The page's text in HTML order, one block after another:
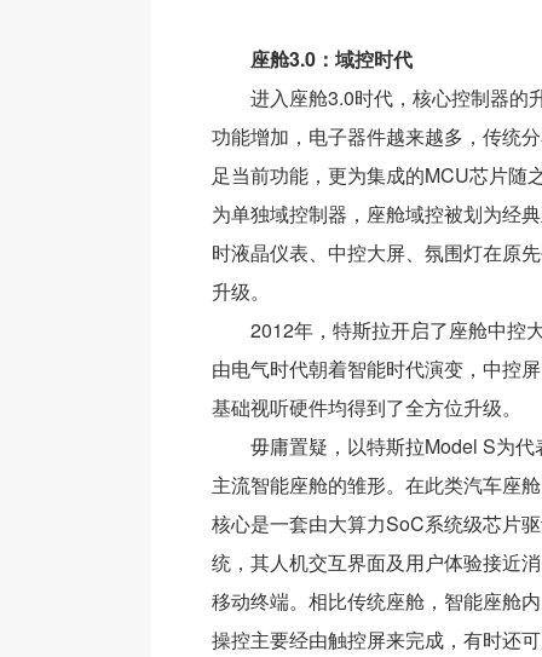
座舱3.0：域控时代
进入座舱3.0时代，核心控制器的
功能增加，电子器件越来越多，传统
足当前功能，更为集成的MCU芯片随
为单独域控制器，座舱域控被划为经
时液晶仪表、中控大屏、氛围灯在原
升级。
2012年，特斯拉开启了座舱中控
由电气时代朝着智能时代演变，中控
基础视听硬件均得到了全方位升级。
毋庸置疑，以特斯拉Model S为代
主流智能座舱的雏形。在此类汽车座
核心是一套由大算力SoC系统级芯片
统，其人机交互界面及用户体验接近
移动终端。相比传统座舱，智能座舱
操控主要经由触控屏来完成，有时还